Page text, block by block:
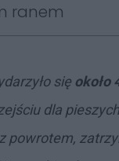
ranem
się około
dla
powrotem,